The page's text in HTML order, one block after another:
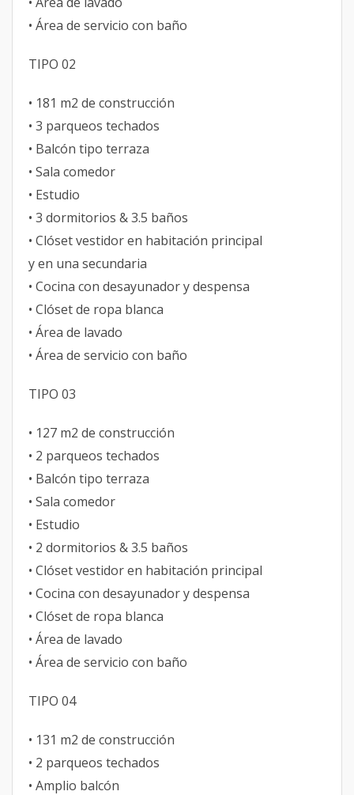
• Área de servicio con baño
TIPO 02
• 181 m2 de construcción
• 3 parqueos techados
• Balcón tipo terraza
• Sala comedor
• Estudio
• 3 dormitorios & 3.5 baños
• Clóset vestidor en habitación principal
y en una secundaria
• Cocina con desayunador y despensa
• Clóset de ropa blanca
• Área de lavado
• Área de servicio con baño
TIPO 03
• 127 m2 de construcción
• 2 parqueos techados
• Balcón tipo terraza
• Sala comedor
• Estudio
• 2 dormitorios & 3.5 baños
• Clóset vestidor en habitación principal
• Cocina con desayunador y despensa
• Clóset de ropa blanca
• Área de lavado
• Área de servicio con baño
TIPO 04
• 131 m2 de construcción
• 2 parqueos techados
• Amplio balcón